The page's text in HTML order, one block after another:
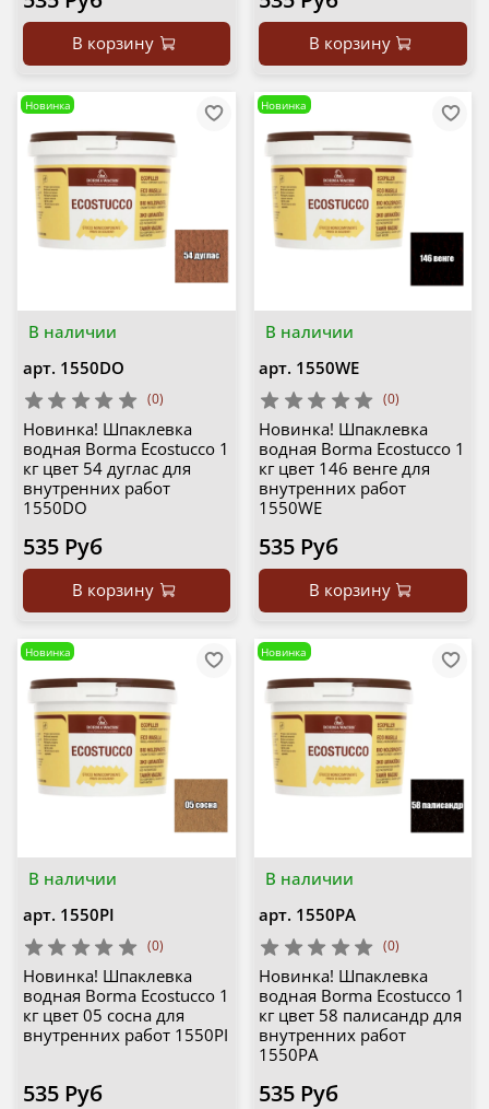
В корзину В корзину
В наличии
Новинка
арт. 1550DO
(0)
Новинка! Шпаклевка
водная Borma Ecostucco 1
кг цвет 54 дуглас для
внутренних работ
1550DO
535 Руб
В корзину
В наличии
Новинка
арт. 1550WE
(0)
Новинка! Шпаклевка
водная Borma Ecostucco 1
кг цвет 146 венге для
внутренних работ
1550WE
535 Руб
В корзину
В наличии
Новинка
арт. 1550PI
(0)
Новинка! Шпаклевка
водная Borma Ecostucco 1
кг цвет 05 сосна для
внутренних работ 1550PI
535 Руб
В наличии
Новинка
арт. 1550PA
(0)
Новинка! Шпаклевка
водная Borma Ecostucco 1
кг цвет 58 палисандр для
внутренних работ
1550PA
535 Руб